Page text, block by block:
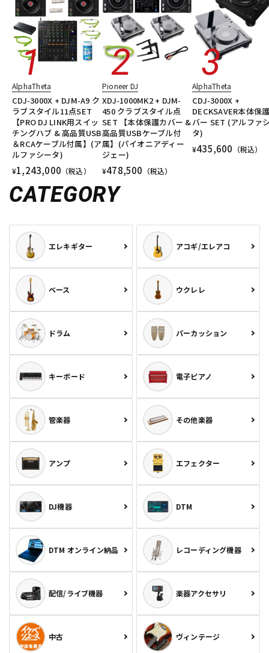
AlphaTheta
CDJ-3000X + DJM-A9 ク
ラブスタイル11点SET
【PRO DJ LINK用スイッ
チングハブ & 高品質USB
＆RCAケーブル付属】(ア
ルファシータ)
¥1,243,000 （税込）
Pioneer DJ
XDJ-1000MK2 + DJM-
450 クラブスタイル点
SET 【本体保護カバー &
高品質USBケーブル付
属】(パイオニアディー
ジェー)
¥478,500 （税込）
AlphaTheta
CDJ-3000X +
DECKSAVER本体保
バー SET (アルファ
タ)
¥435,600 （税込）
CATEGORY
エレキギター アコギ/エレアコ
ベース ウクレレ
ドラム パーカッション
キーボード 電子ピアノ
管楽器 その他楽器
アンプ エフェクター
DJ機器 DTM
DTM オンライン納品 レコーディング機器
配信/ライブ機器 楽器アクセサリ
中古 ヴィンテージ